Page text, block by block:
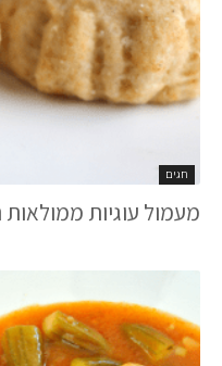
חגים
מעמול עוגיות